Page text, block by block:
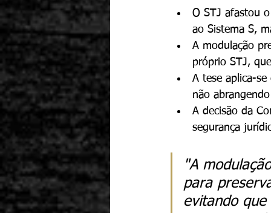
O STJ afastou
ao Sistema S,
A modulação
próprio STJ,
A tese aplica-
não
A decisão da
segurança
"A
para
evitando